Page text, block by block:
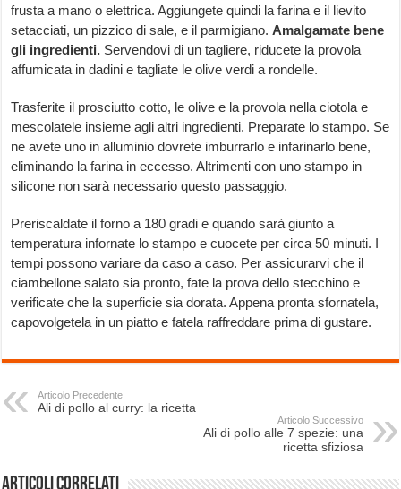
frusta a mano o elettrica. Aggiungete quindi la farina e il lievito
setacciati, un pizzico di sale, e il parmigiano.Amalgamate bene
gli ingredienti. Servendovi di un tagliere, riducete la provola
affumicata in dadini e tagliate le olive verdi a rondelle.
Trasferite il prosciutto cotto, le olive e la provola nella ciotola e
mescolatele insieme agli altri ingredienti. Preparate lo stampo. Se
ne avete uno in alluminio dovrete imburrarlo e infarinarlo bene,
eliminando la farina in eccesso. Altrimenti con uno stampo in
silicone non sarà necessario questo passaggio.
Preriscaldate il forno a 180 gradi e quando sarà giunto a
temperatura infornate lo stampo e cuocete per circa 50 minuti. I
tempi possono variare da caso a caso. Per assicurarvi che il
ciambellone salato sia pronto, fate la prova dello stecchino e
verificate che la superficie sia dorata. Appena pronta sfornatela,
capovolgetela in un piatto e fatela raffreddare prima di gustare.
Articolo Precedente
Ali di pollo al curry: la ricetta
Articolo Successivo
Ali di pollo alle 7 spezie: una
ricetta sfiziosa